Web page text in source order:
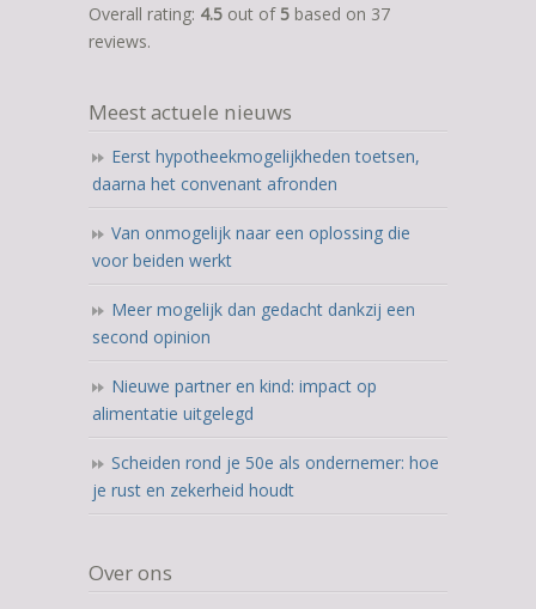
rating
based
ratings
Overall rating: 4.5 out of 5 based on 37
reviews.
Meest actuele nieuws
Eerst hypotheekmogelijkheden toetsen,
daarna het convenant afronden
Van onmogelijk naar een oplossing die
voor beiden werkt
Meer mogelijk dan gedacht dankzij een
second opinion
Nieuwe partner en kind: impact op
alimentatie uitgelegd
Scheiden rond je 50e als ondernemer: hoe
je rust en zekerheid houdt
Over ons